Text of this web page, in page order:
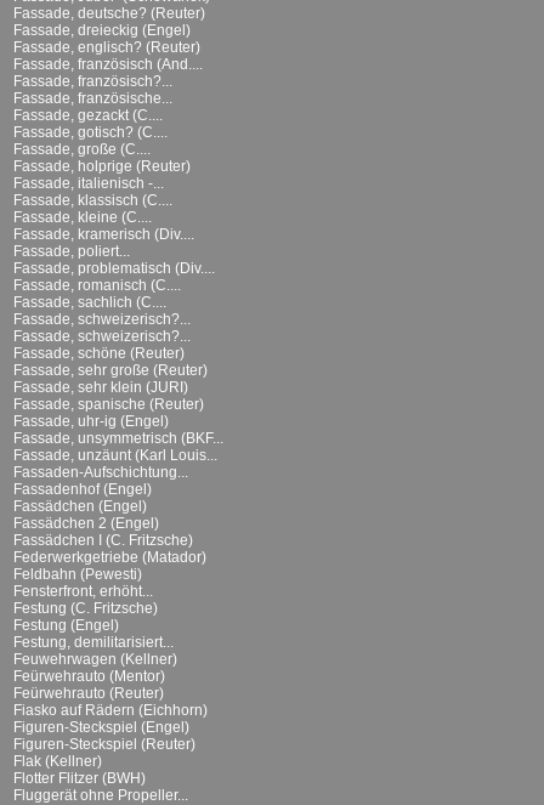
Fassade, deutsche? (Reuter)
Fassade, dreieckig (Engel)
Fassade, englisch? (Reuter)
Fassade, französisch (And....
Fassade, französisch?...
Fassade, französische...
Fassade, gezackt (C....
Fassade, gotisch? (C....
Fassade, große (C....
Fassade, holprige (Reuter)
Fassade, italienisch -...
Fassade, klassisch (C....
Fassade, kleine (C....
Fassade, kramerisch (Div....
Fassade, poliert...
Fassade, problematisch (Div....
Fassade, romanisch (C....
Fassade, sachlich (C....
Fassade, schweizerisch?...
Fassade, schweizerisch?...
Fassade, schöne (Reuter)
Fassade, sehr große (Reuter)
Fassade, sehr klein (JURI)
Fassade, spanische (Reuter)
Fassade, uhr-ig (Engel)
Fassade, unsymmetrisch (BKF...
Fassade, unzäunt (Karl Louis...
Fassaden-Aufschichtung...
Fassadenhof (Engel)
Fassädchen (Engel)
Fassädchen 2 (Engel)
Fassädchen I (C. Fritzsche)
Federwerkgetriebe (Matador)
Feldbahn (Pewesti)
Fensterfront, erhöht...
Festung (C. Fritzsche)
Festung (Engel)
Festung, demilitarisiert...
Feuwehrwagen (Kellner)
Feürwehrauto (Mentor)
Feürwehrauto (Reuter)
Fiasko auf Rädern (Eichhorn)
Figuren-Steckspiel (Engel)
Figuren-Steckspiel (Reuter)
Flak (Kellner)
Flotter Flitzer (BWH)
Fluggerät ohne Propeller...